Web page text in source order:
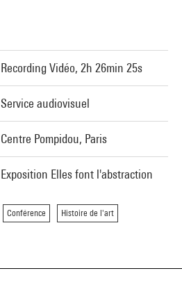
Recording Vidéo, 2h 26min 25s
Service audiovisuel
Centre Pompidou, Paris
Exposition Elles font l'abstraction
Conférence Histoire de l'art